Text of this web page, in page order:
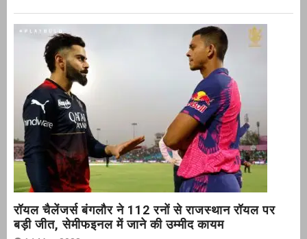
रॉयल चैलेंजर्स बंगलौर ने 112 रनों से राजस्थान रॉयल पर
बड़ी जीत, सेमीफइनल में जाने की उम्मीद कायम